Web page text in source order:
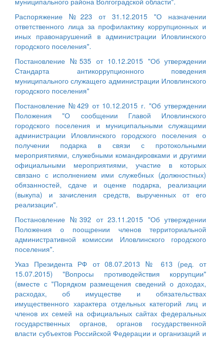
Распоряжение №223 от 31.12.2015 "О назначении
ответственного лица за профилактику коррупционных и
иных правонарушений в администрации Иловлинского
городского поселения".
Постановление №535 от 10.12.2015 "Об утверждении
Стандарта антикоррупционного поведения
муниципального служащего администрации Иловлинского
городского поселения"
Постановление №429 от 10.12.2015 г. "Об утверждении
Положения "О сообщении Главой Иловлинского
городского поселения и муниципальными служащими
администрации Иловлинского городского поселения о
получении подарка в связи с протокольными
мероприятиями, служебными командировками и другими
официальными мероприятиями, участие в которых
связано с исполнением ими служебных (должностных)
обязанностей, сдаче и оценке подарка, реализации
(выкупа) и зачисления средств, вырученных от его
реализации".
Постановление №392 от 23.11.2015 "Об утверждении
Положения о поощрении членов территориальной
административной комиссии Иловлинского городского
поселения".
Указ Президента РФ от 08.07.2013 № 613 (ред. от
15.07.2015) "Вопросы противодействия коррупции"
(вместе с "Порядком размещения сведений о доходах,
расходах, об имуществе и обязательствах
имущественного характера отдельных категорий лиц и
членов их семей на официальных сайтах федеральных
государственных органов, органов государственной
власти субъектов Российской Федерации и организаций и